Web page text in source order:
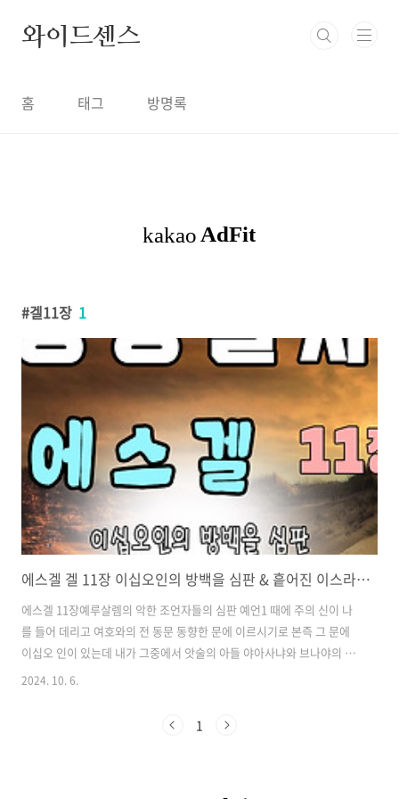
와이드센스
홈 태그 방명록
겔11장 1
에스겔 겔 11장 이십오인의 방백을 심판 & 흩어진 이스라엘 백성 회복 약속
에스겔 11장예루살렘의 악한 조언자들의 심판 예언1 때에 주의 신이 나
를 들어 데리고 여호와의 전 동문 동향한 문에 이르시기로 본즉 그 문에
이십오 인이 있는데 내가 그중에서 앗술의 아들 야아사냐와 브나야의 아
들 블라댜를 보았으니 그들은 백성의 방백이라.2 그가 내게 이르시되 인
그들의 말이 집 건축할 때가 가깝지 아니한즉 이 성읍은 가마가 되고 우
2024. 10. 6.
1